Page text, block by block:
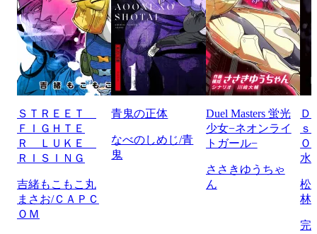
ＳＴＲＥＥＴ
ＦＩＧＨＴＥ
Ｒ ＬＵＫＥ
ＲＩＳＩＮＧ
吉緒もこもこ丸
まさお/ＣＡＰＣ
ＯＭ
青鬼の正体
なべのしめじ/青
鬼
Duel Masters 蛍光
少女−ネオンライ
トガール−
ささきゆうちゃ
ん
Ｄ
Ｏ
水
松
林
完